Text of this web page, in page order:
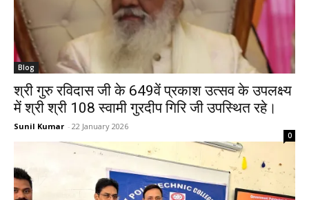
Blog
श्री गुरु रविदास जी के 649वें प्रकाश उत्सव के उपलक्ष्य
में श्री श्री 108 स्वामी गुरदीप गिरि जी उपस्थित रहे।
Sunil Kumar - 22 January 2026
0